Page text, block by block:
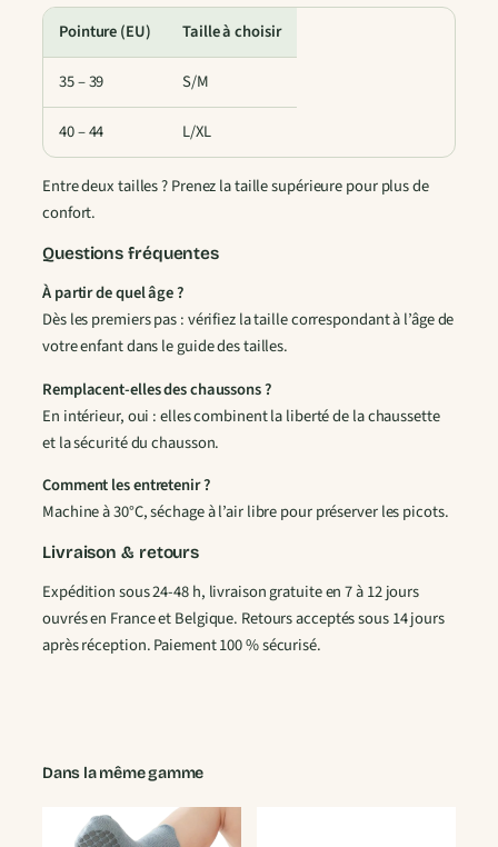
t
s
é
b
é
A
b
e
i
l
e
Pointure (EU) Taille à choisir
35 – 39 S/M
40 – 44 L/XL
Entre deux tailles ? Prenez la taille supérieure pour plus de
confort.
Questions fréquentes
À partir de quel âge ?
Dès les premiers pas : vérifiez la taille correspondant à l’âge de
votre enfant dans le guide des tailles.
Remplacent-elles des chaussons ?
En intérieur, oui : elles combinent la liberté de la chaussette
et la sécurité du chausson.
Comment les entretenir ?
Machine à 30°C, séchage à l’air libre pour préserver les picots.
Livraison & retours
Expédition sous 24-48 h, livraison gratuite en 7 à 12 jours
ouvrés en France et Belgique. Retours acceptés sous 14 jours
après réception. Paiement 100 % sécurisé.
Dans la même gamme